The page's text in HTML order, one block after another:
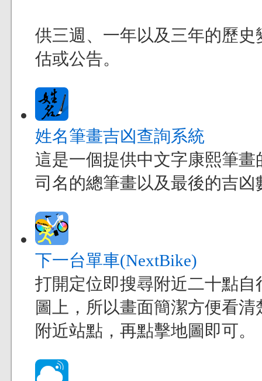
供三週、一年以及三年的歷
估或公告。
姓名筆畫吉凶查詢系統
這是一個提供中文字康熙筆
司名的總筆畫以及最後的吉
下一台單車(NextBike)
打開定位即搜尋附近二十點
圖上，所以畫面簡潔方便看
附近站點，再點擊地圖即可。